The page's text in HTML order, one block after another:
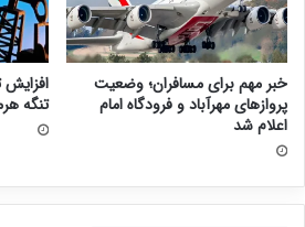
خبر مهم برای مسافران؛ وضعیت
پروازهای مهرآباد و فرودگاه امام
اعلام شد
افزایش
تنگه